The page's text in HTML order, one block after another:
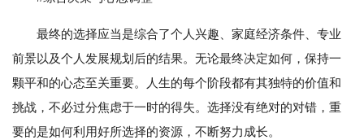
最终的选择应当是综合了个人兴趣、家庭经济条件、专业
前景以及个人发展规划后的结果。无论最终决定如何，保持一
颗平和的心态至关重要。人生的每个阶段都有其独特的价值和
挑战，不必过分焦虑于一时的得失。选择没有绝对的对错，重
要的是如何利用好所选择的资源，不断努力成长。